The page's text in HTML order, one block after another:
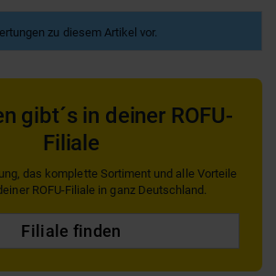
zu diesem Artikel vor.
gibt´s in deiner ROFU-
Filiale
das komplette Sortiment und alle Vorteile
ROFU-Filiale in ganz Deutschland.
Filiale finden